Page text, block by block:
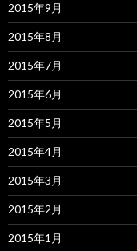
2015年9月
2015年8月
2015年7月
2015年6月
2015年5月
2015年4月
2015年3月
2015年2月
2015年1月